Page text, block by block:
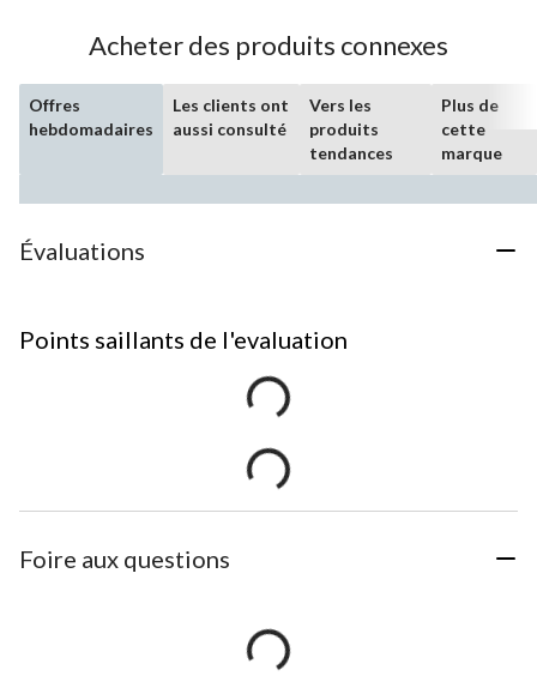
Acheter des produits connexes
Offres
hebdomadaires
Les clients ont
aussi consulté
Vers les
produits
tendances
Plus de
cette
marque
Évaluations
Points saillants de l'evaluation
Foire aux questions